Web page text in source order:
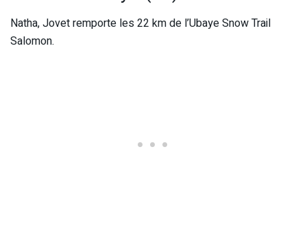
Natha, Jovet remporte les 22 km de l’Ubaye Snow Trail
Salomon.